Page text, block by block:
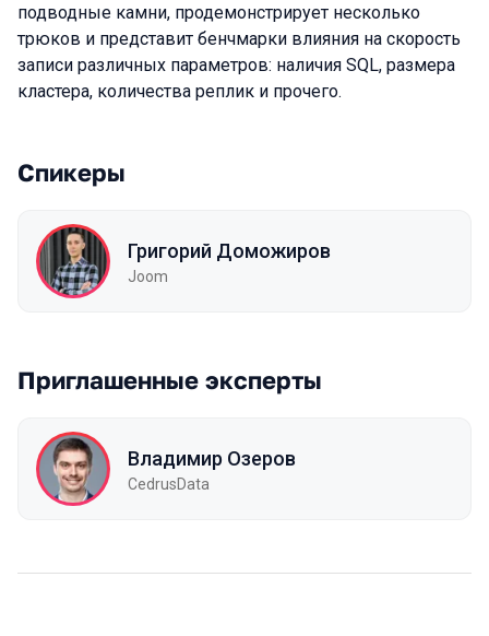
подводные камни, продемонстрирует несколько
трюков и представит бенчмарки влияния на скорость
записи различных параметров: наличия SQL, размера
кластера, количества реплик и прочего.
Спикеры
Григорий Доможиров
Joom
Приглашенные эксперты
Владимир Озеров
CedrusData